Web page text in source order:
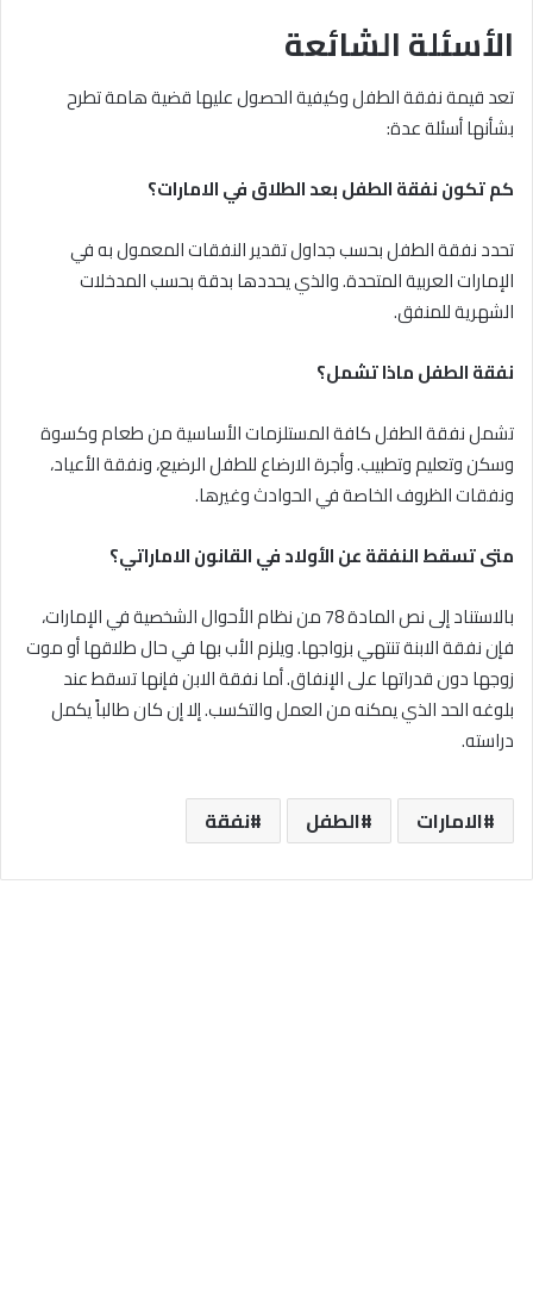
الأسئلة الشائعة
تعد قيمة نفقة الطفل وكيفية الحصول عليها قضية هامة تطرح
بشأنها أسئلة عدة:
كم تكون نفقة الطفل بعد الطلاق في الامارات؟
تحدد نفقة الطفل بحسب جداول تقدير النفقات المعمول به في
الإمارات العربية المتحدة. والذي يحددها بدقة بحسب المدخلات
الشهرية للمنفق.
نفقة الطفل ماذا تشمل؟
تشمل نفقة الطفل كافة المستلزمات الأساسية من طعام وكسوة
وسكن وتعليم وتطبيب. وأجرة الارضاع للطفل الرضيع، ونفقة الأعياد،
ونفقات الظروف الخاصة في الحوادث وغيرها.
متى تسقط النفقة عن الأولاد في القانون الاماراتي؟
بالاستناد إلى نص المادة 78 من نظام الأحوال الشخصية في الإمارات،
فإن نفقة الابنة تنتهي بزواجها. ويلزم الأب بها في حال طلاقها أو موت
زوجها دون قدراتها على الإنفاق. أما نفقة الابن فإنها تسقط عند
بلوغه الحد الذي يمكنه من العمل والتكسب. إلا إن كان طالباً يكمل
دراسته.
الامارات الطفل نفقة